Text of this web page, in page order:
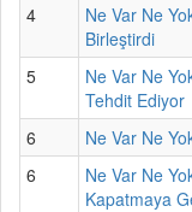
4
Ne Var Ne
Birleştirdi
5
Ne Var Ne
Tehdit Ediyor
6
Ne Var Ne
6
Ne Var Ne
Kapatmaya